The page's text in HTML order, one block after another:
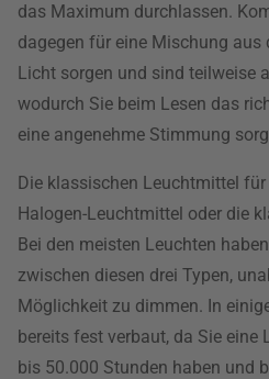
das Maximum durchlassen.
dagegen für eine Mischung aus
Licht sorgen und sind teilweise
wodurch Sie beim Lesen das
eine angenehme Stimmung
Die klassischen Leuchtmittel
Halogen-Leuchtmittel oder die
Bei den meisten Leuchten
zwischen diesen drei Typen,
Möglichkeit zu dimmen. In
bereits fest verbaut, da Sie eine
bis 50.000 Stunden haben und